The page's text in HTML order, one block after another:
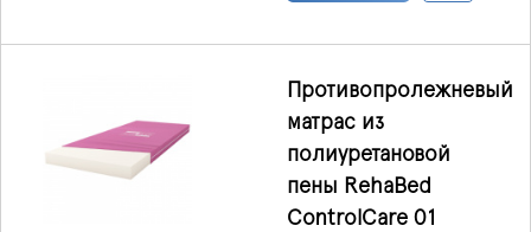
использования в
Изделие подходит как
для медицинских
учреждений, так и для
Противопролежневый
матрас из
полиуретановой
пены RehaBed
ControlCare 01